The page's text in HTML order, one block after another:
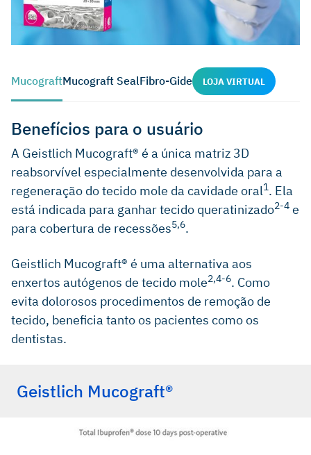
MucograftMucograft SealFibro-Gide LOJA VIRTUAL
Benefícios para o usuário
A Geistlich Mucograft® é a única matriz 3D
reabsorvível especialmente desenvolvida para a
regeneração do tecido mole da cavidade oral1. Ela
está indicada para ganhar tecido queratinizado2-4 e
para cobertura de recessões5,6.
Geistlich Mucograft® é uma alternativa aos
enxertos autógenos de tecido mole2,4-6. Como
evita dolorosos procedimentos de remoção de
tecido, beneficia tanto os pacientes como os
dentistas.
Geistlich Mucograft®